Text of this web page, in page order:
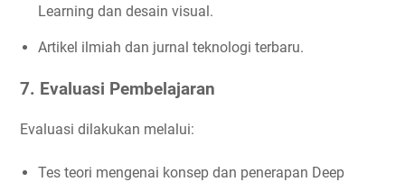
Learning dan desain visual.
Artikel ilmiah dan jurnal teknologi terbaru.
7. Evaluasi Pembelajaran
Evaluasi dilakukan melalui:
Tes teori mengenai konsep dan penerapan Deep